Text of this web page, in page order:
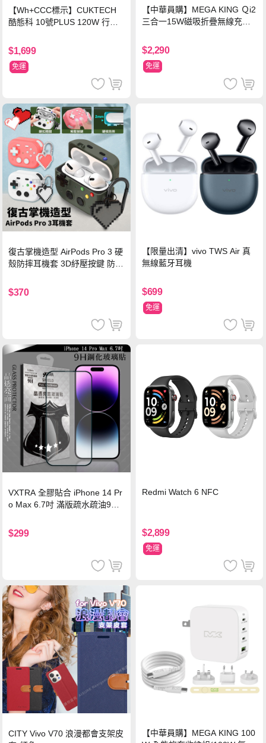
【Wh+CCC標示】CUKTECH
酷態科 10號PLUS 120W 行動
色
$1,699
免運
【中華員購】MEGA KING Ｑi2
三合一15W磁吸折疊無線充電
$2,290
免運
復古掌機造型 AirPods Pro 3 硬
殼防摔耳機套 3D紓壓按鍵 防開
$370
【限量出清】vivo TWS Air 真
無線藍牙耳機
$699
免運
VXTRA 全膠貼合 iPhone 14 Pr
o Max 6.7吋 滿版疏水疏油9H
$299
Redmi Watch 6 NFC
$2,899
免運
CITY Vivo V70 浪漫都會支架皮
【中華員購】MEGA KING 100